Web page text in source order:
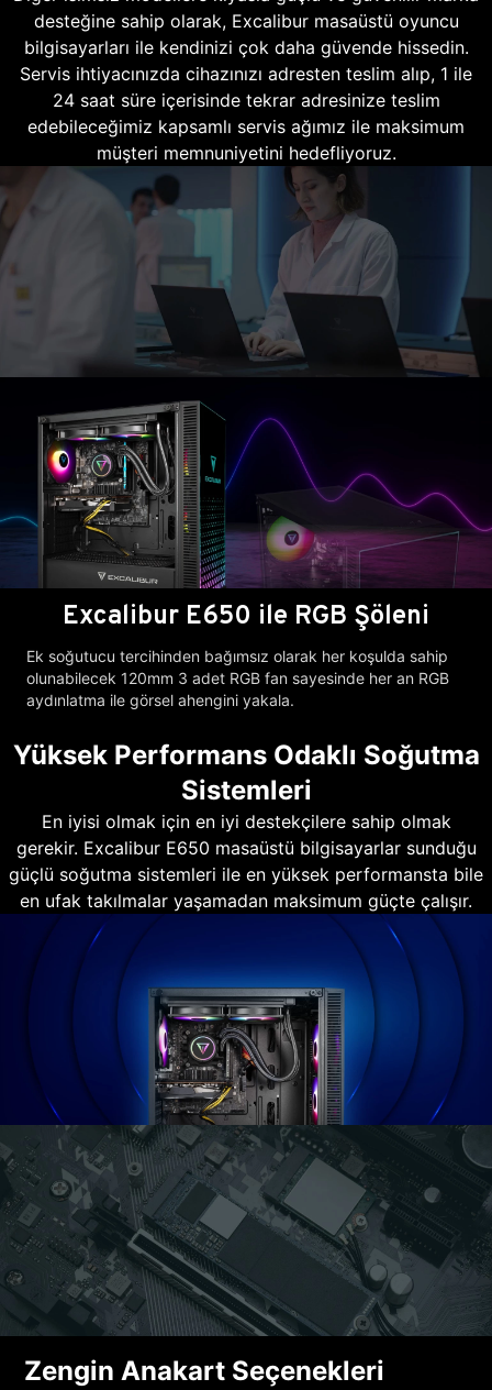
desteğine sahip olarak, Excalibur masaüstü oyuncu
bilgisayarları ile kendinizi çok daha güvende hissedin.
Servis ihtiyacınızda cihazınızı adresten teslim alıp, 1 ile
24 saat süre içerisinde tekrar adresinize teslim
edebileceğimiz kapsamlı servis ağımız ile maksimum
müşteri memnuniyetini hedefliyoruz.
Excalibur E650 ile RGB Şöleni
Ek soğutucu tercihinden bağımsız olarak her koşulda sahip
olunabilecek 120mm 3 adet RGB fan sayesinde her an RGB
aydınlatma ile görsel ahengini yakala.
Yüksek Performans Odaklı Soğutma
Sistemleri
En iyisi olmak için en iyi destekçilere sahip olmak
gerekir. Excalibur E650 masaüstü bilgisayarlar sunduğu
güçlü soğutma sistemleri ile en yüksek performansta bile
en ufak takılmalar yaşamadan maksimum güçte çalışır.
Zengin Anakart Seçenekleri